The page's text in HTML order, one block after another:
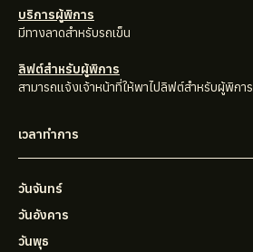
บริการผู้พิการ
มีทางลาดสำหรับรถเข็น
ลิฟต์สำหรับผู้พิการ
สามารถแจ้งเจ้าหน้าที่ให้พาไปลิฟต์สำหรับผู้พิการ
เวลาทำการ
วันจันทร์
วันอังคาร
วันพุธ